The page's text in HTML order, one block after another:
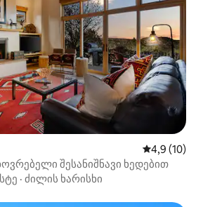
საშუალო
4,9 (10)
შესანიშნავი ხედებით
· ძილის ხარისხი